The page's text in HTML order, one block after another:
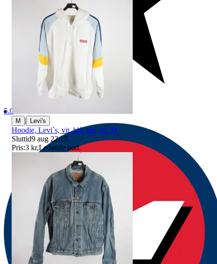
5.0
M | Levi's
Hoodie, Levi`s, vit, blå, gul, stl. M
Sluttid9 aug 22:15.
Pris:3 kr,Ledande bud.